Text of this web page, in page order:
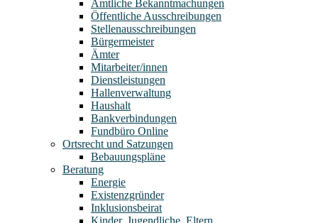
Amtliche Bekanntmachungen
Öffentliche Ausschreibungen
Stellenausschreibungen
Bürgermeister
Ämter
Mitarbeiter/innen
Dienstleistungen
Hallenverwaltung
Haushalt
Bankverbindungen
Fundbüro Online
Ortsrecht und Satzungen
Bebauungspläne
Beratung
Energie
Existenzgründer
Inklusionsbeirat
Kinder, Jugendliche, Eltern